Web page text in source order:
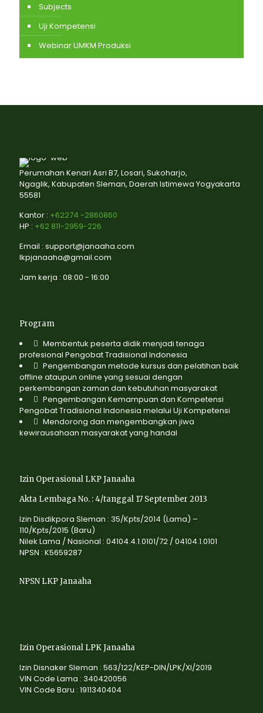
Subjects
Uji Kompetensi
Webinar UMKM Produksi
Perumahan Kenari Asri B7, Losari, Sukoharjo,
Ngaglik, Kabupaten Sleman, Daerah Istimewa Yogyakarta
55581
Kantor : +62274 -2860860
HP : +62 811-2959-226
Email : support@janaaha.com
lkpjanaaha@gmail.com
Jam kerja : 08:00 - 16:00
Program
Membentuk peserta didik menjadi tenaga
profesional Pengobat Tradisional Indonesia
Pengembangan metode kursus dan pelatihan baik
offline ataupun online yang sesuai dengan
perkembangan zaman dan kebutuhan masyarakat
Pengembangan Kemampuan dan Kompetensi
Pengobat Tradisional Indonesia melalui Uji Kompetensi
Mendorong dan mengembangkan jiwa
kewirausahaan masyarakat yang handal
Izin Operasional LKP Janaaha
Akta Lembaga No. : 4/tanggal 17 September 2013
Izin Disdikpora Sleman : 35/Kpts/2014 (Lama) –
110/Kpts/2015 (Baru)
Nilek Lama / Nasional : 04104.4.1.0101/72 / 04104.1.0101
NPSN : K5659287
NPSN LKP Janaaha
Izin Operasional LPK Janaaha
Izin Disnaker Sleman : 563/122/KEP-DIN/LPK/XI/2019
VIN Code Lama : 340420056
VIN Code Baru : 1911340404